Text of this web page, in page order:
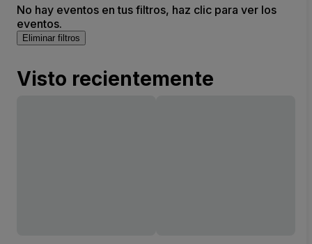
No hay eventos en tus filtros, haz clic para ver los
eventos.
Eliminar filtros
Visto recientemente